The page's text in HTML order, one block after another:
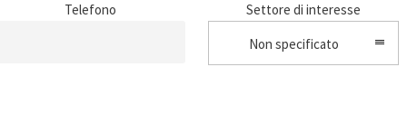
Telefono
Settore di interesse
Non specificato